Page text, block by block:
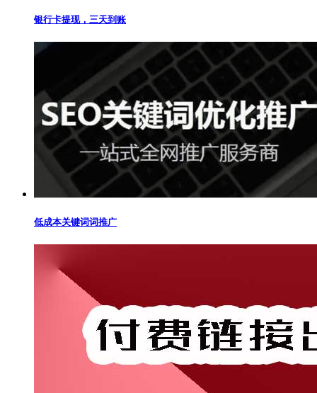
银行卡提现，三天到账
低成本关键词词推广